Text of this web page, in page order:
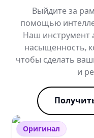
Выйдите за
помощью
Наш инструмент
насыщенность,
чтобы сделать
и
Оригинал